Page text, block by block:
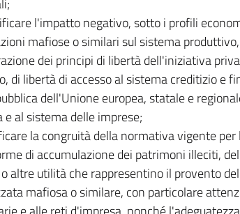
l'impatto negativo, sotto i profili
mafiose o similari sul sistema
dei principi di libertà dell'iniziativa
di libertà di accesso al sistema creditizio e
dell'Unione europea, statale e
e al sistema delle imprese;
la congruità della normativa vigente
di accumulazione dei patrimoni illeciti,
altre utilità che rappresentino il provento
mafiosa o similare, con particolare